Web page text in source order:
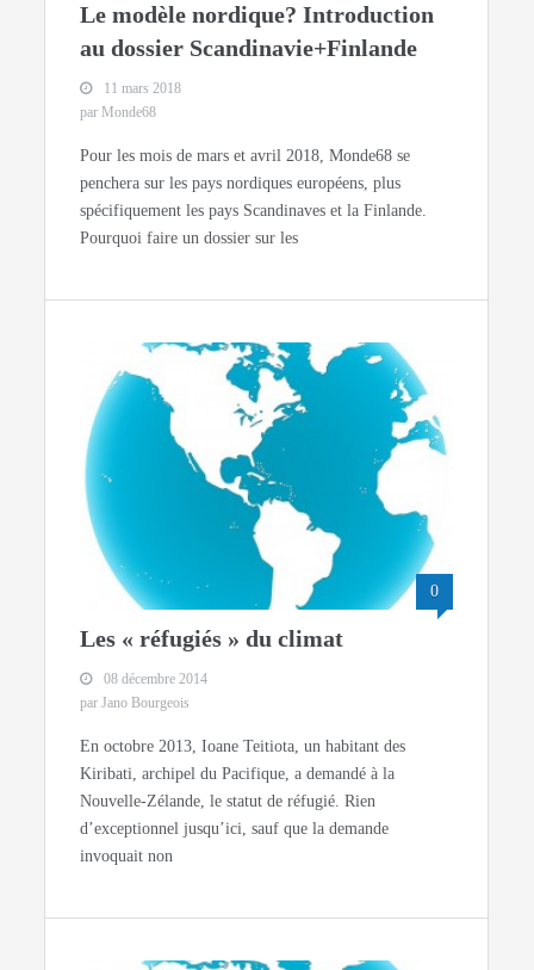
Le modèle nordique? Introduction
au dossier Scandinavie+Finlande
11 mars 2018
par Monde68
Pour les mois de mars et avril 2018, Monde68 se
penchera sur les pays nordiques européens, plus
spécifiquement les pays Scandinaves et la Finlande.
Pourquoi faire un dossier sur les
0
Les « réfugiés » du climat
08 décembre 2014
par Jano Bourgeois
En octobre 2013, Ioane Teitiota, un habitant des
Kiribati, archipel du Pacifique, a demandé à la
Nouvelle-Zélande, le statut de réfugié. Rien
d’exceptionnel jusqu’ici, sauf que la demande
invoquait non